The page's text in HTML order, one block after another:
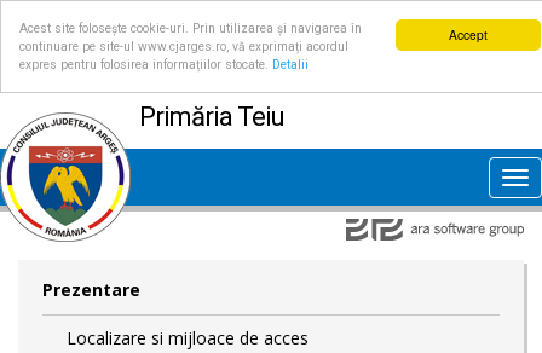
Accept
Acest site folosește cookie-uri. Prin utilizarea și navigarea în
continuare pe site-ul www.cjarges.ro, vă exprimați acordul
expres pentru folosirea informațiilor stocate.
Detalii
Primăria Teiu
Prezentare
Localizare si mijloace de acces